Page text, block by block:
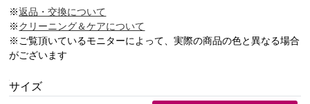
※返品・交換について
※クリーニング＆ケアについて
※ご覧頂いているモニターによって、実際の商品の色と異なる場合
がございます
サイズ